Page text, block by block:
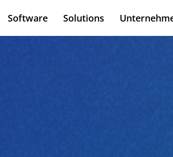
Software Solutions